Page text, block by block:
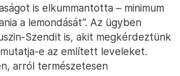
is elkummantotta – minimum
a lemondását”. Az ügyben
Szendit is, akit megkérdeztünk
e az említett leveleket.
arról természetesen